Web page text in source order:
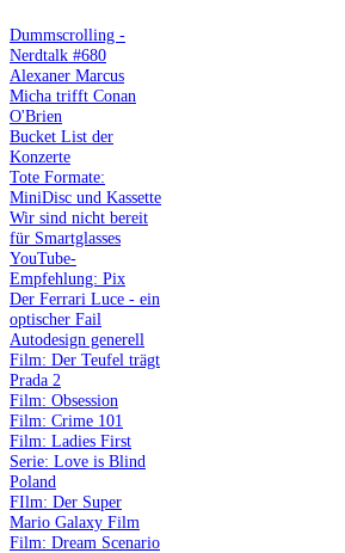
Dummscrolling -
Nerdtalk #680
Alexaner Marcus
Micha trifft Conan
O'Brien
Bucket List der
Konzerte
Tote Formate:
MiniDisc und Kassette
Wir sind nicht bereit
für Smartglasses
YouTube-
Empfehlung: Pix
Der Ferrari Luce - ein
optischer Fail
Autodesign generell
Film: Der Teufel trägt
Prada 2
Film: Obsession
Film: Crime 101
Film: Ladies First
Serie: Love is Blind
Poland
FIlm: Der Super
Mario Galaxy Film
Film: Dream Scenario